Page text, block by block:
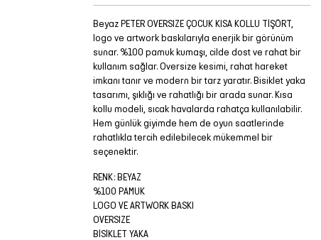
Beyaz PETER OVERSIZE ÇOCUK KISA KOLLU TİŞÖRT,
logo ve artwork baskılarıyla enerjik bir görünüm
sunar. %100 pamuk kumaşı, cilde dost ve rahat bir
kullanım sağlar. Oversize kesimi, rahat hareket
imkanı tanır ve modern bir tarz yaratır. Bisiklet yaka
tasarımı, şıklığı ve rahatlığı bir arada sunar. Kısa
kollu modeli, sıcak havalarda rahatça kullanılabilir.
Hem günlük giyimde hem de oyun saatlerinde
rahatlıkla tercih edilebilecek mükemmel bir
seçenektir.
RENK: BEYAZ
%100 PAMUK
LOGO VE ARTWORK BASKI
OVERSIZE
BİSİKLET YAKA